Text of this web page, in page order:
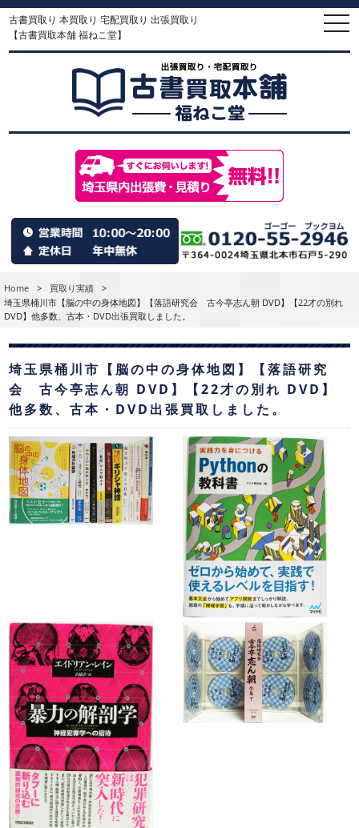
古書買取り 本買取り 宅配買取り 出張買取り
【古書買取本舗 福ねこ堂】
Home > 買取り実績
>
埼玉県桶川市【脳の中の身体地図】【落語研究会 古今亭志ん朝 DVD】【22才の別れ
DVD】他多数、古本・DVD出張買取しました。
埼玉県桶川市【脳の中の身体地図】【落語研究
会 古今亭志ん朝 DVD】【22才の別れ DVD】
他多数、古本・DVD出張買取しました。